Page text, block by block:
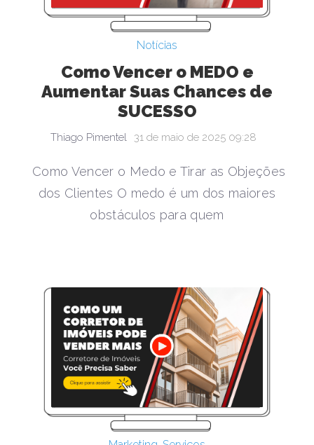
Notícias
Como Vencer o MEDO e
Aumentar Suas Chances de
SUCESSO
Thiago Pimentel 31 de maio de 2025 09:28
Como Vencer o Medo e Tirar as Objeções
dos Clientes O medo é um dos maiores
obstáculos para quem